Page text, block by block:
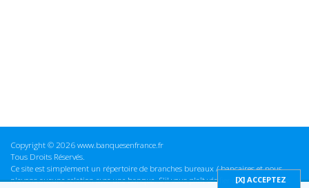
Copyright © 2026 www.banquesenfrance.fr
Tous Droits Réservés.
Ce site est simplement un répertoire de branches bureaux / bancaires et nous
n'avons aucune relation avec une banque. S'il vous plaît vérifier ces informations